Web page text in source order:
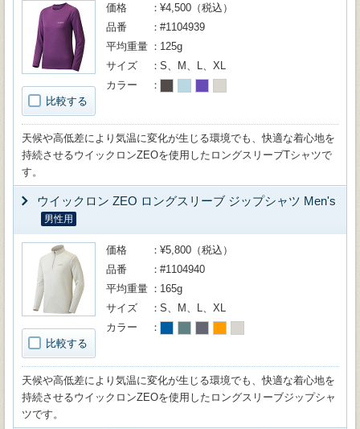
比較する
価格
¥4,500（税込）
品番
#1104939
平均重量
125g
サイズ
S、M、L、XL
カラー
天候や高低差により気温に変化が生じる環境でも、快適な着心地を
持続させるウイックロンZEOを使用したロングスリーブTシャツで
す。
ウイックロン ZEO ロングスリーブ ジップシャツ Men's
男性用
比較する
価格
¥5,800（税込）
品番
#1104940
平均重量
165g
サイズ
S、M、L、XL
カラー
天候や高低差により気温に変化が生じる環境でも、快適な着心地を
持続させるウイックロンZEOを使用したロングスリーブジップシャ
ツです。